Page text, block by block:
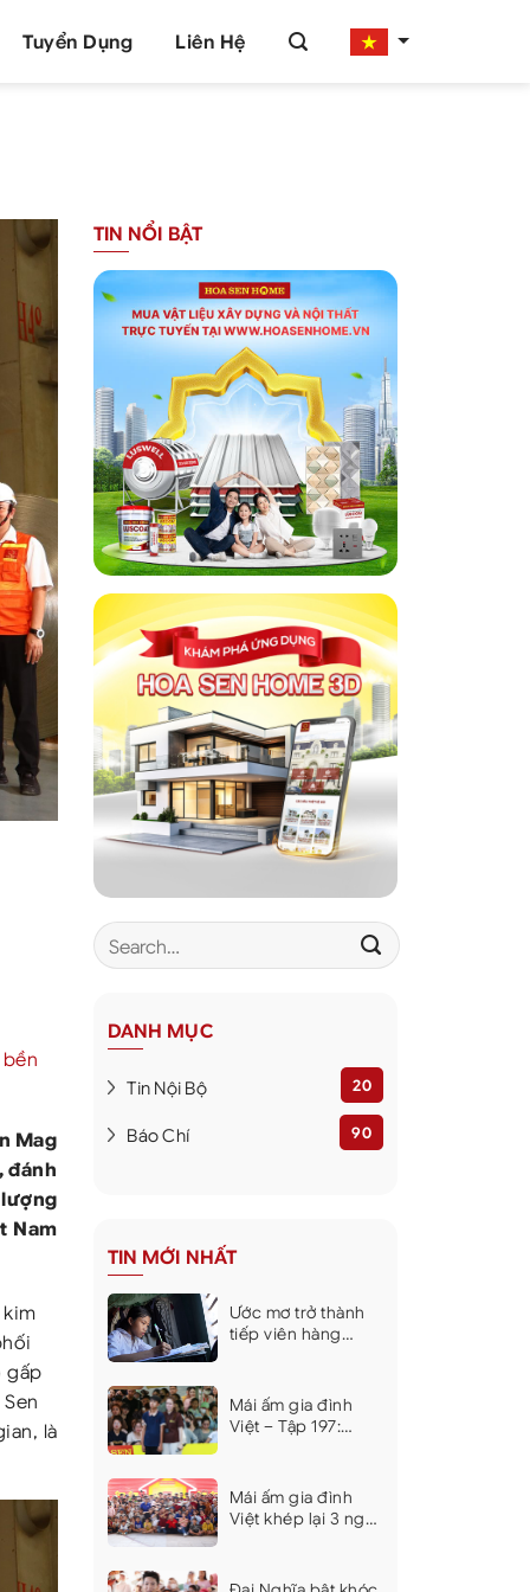
Tuyển Dụng Liên Hệ
Mag
đánh
Nam
gấp
là
TIN NỔI BẬT
DANH MỤC
Tin Nội Bộ 20
Báo Chí 90
TIN MỚI NHẤT
Ước mơ trở thành
tiếp viên hàng
mẹ bệnh tật khiến
nhiều người xúc
động
Mái ấm gia đình
Việt – Tập 197:
thần, nghị lực của
cậu bé lớp 10 khiến
dàn nghệ sĩ xúc
Mái ấm gia đình
Việt khép lại 3 ngày
đồng cho 18 em